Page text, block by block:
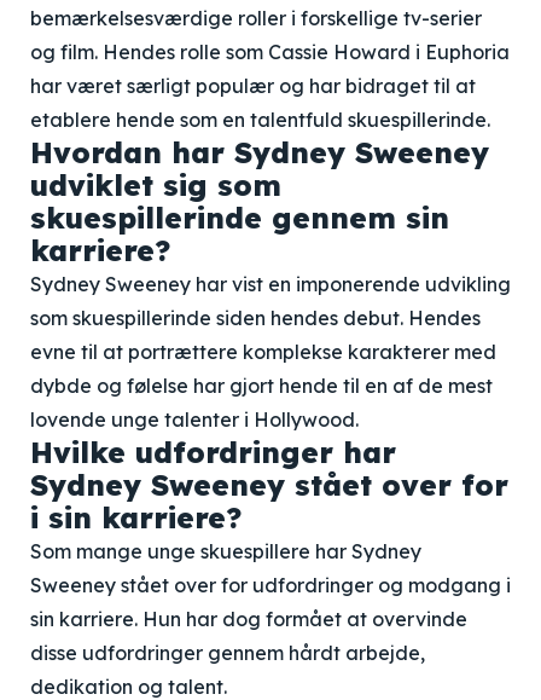
bemærkelsesværdige roller i forskellige tv-serier
og film. Hendes rolle som Cassie Howard i Euphoria
har været særligt populær og har bidraget til at
etablere hende som en talentfuld skuespillerinde.
Hvordan har Sydney Sweeney
udviklet sig som
skuespillerinde gennem sin
karriere?
Sydney Sweeney har vist en imponerende udvikling
som skuespillerinde siden hendes debut. Hendes
evne til at portrættere komplekse karakterer med
dybde og følelse har gjort hende til en af de mest
lovende unge talenter i Hollywood.
Hvilke udfordringer har
Sydney Sweeney stået over for
i sin karriere?
Som mange unge skuespillere har Sydney
Sweeney stået over for udfordringer og modgang i
sin karriere. Hun har dog formået at overvinde
disse udfordringer gennem hårdt arbejde,
dedikation og talent.